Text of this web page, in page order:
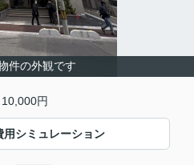
件の外観です
円
用シミュレーション